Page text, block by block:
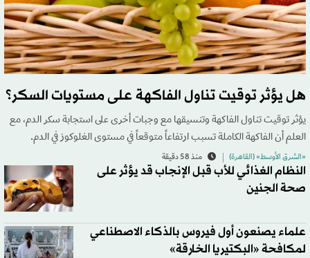
هل يؤثر توقيت تناول الفاكهة على مستويات السكر؟
يؤثر توقيت تناول الفاكهة وتنسيقها مع وجبات أخرى على استجابة سكر الدم، مع
العلم أن الفاكهة الكاملة تسبب ارتفاعاً متوقعاً في مستوى الغلوكوز في الدم.
«الشرق الأوسط» (القاهرة) منذ 58 دقيقة
النظام الغذائي للأب قبل الإنجاب قد يؤثر على
صحة الجنين
علماء يصنعون أول فيروس بالذكاء الاصطناعي
لمكافحة «البكتيريا الخارقة»